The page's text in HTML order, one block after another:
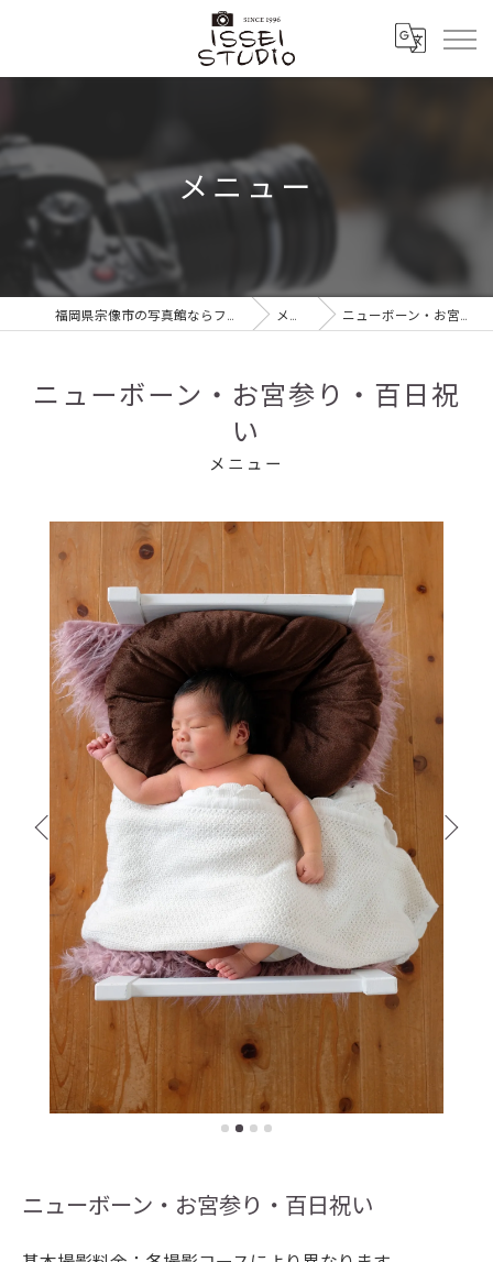
メニュー
福岡県宗像市の写真館ならフォトスタジオ イッセイ メニュー ニューボーン・お宮参り・百日祝い
メニュー
ニューボーン・お宮参り・百日祝
い
ニューボーン・お宮参り・百日祝い